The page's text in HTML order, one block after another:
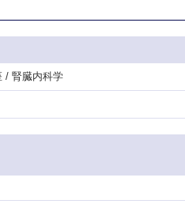
/ 腎臓内科学